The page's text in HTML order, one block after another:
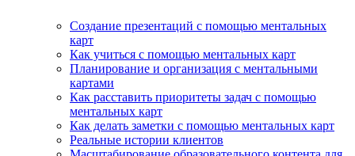
Создание презентаций с помощью ментальных
карт
Как учиться с помощью ментальных карт
Планирование и организация с ментальными
картами
Как расставить приоритеты задач с помощью
ментальных карт
Как делать заметки с помощью ментальных карт
Реальные истории клиентов